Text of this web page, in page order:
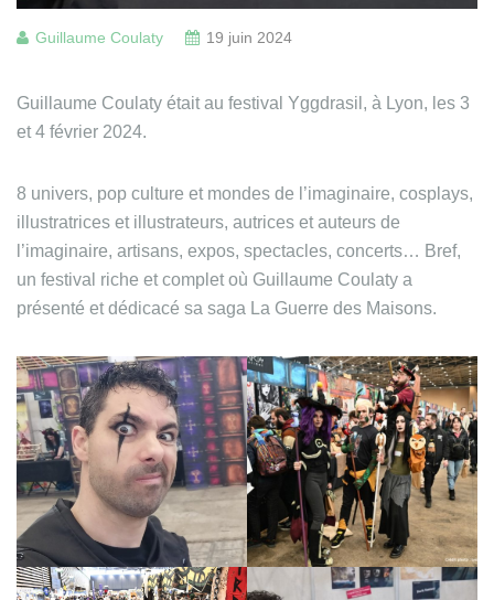
Guillaume Coulaty 19 juin 2024
Guillaume Coulaty était au festival Yggdrasil, à Lyon, les 3
et 4 février 2024.
8 univers, pop culture et mondes de l’imaginaire, cosplays,
illustratrices et illustrateurs, autrices et auteurs de
l’imaginaire, artisans, expos, spectacles, concerts… Bref,
un festival riche et complet où Guillaume Coulaty a
présenté et dédicacé sa saga La Guerre des Maisons.